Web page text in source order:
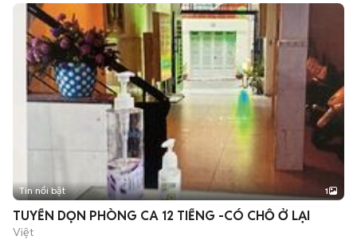
Tin nổi bật 1
TUYỂN DỌN PHÒNG CA 12 TIẾNG -CÓ CHỖ Ở LẠI
Việt